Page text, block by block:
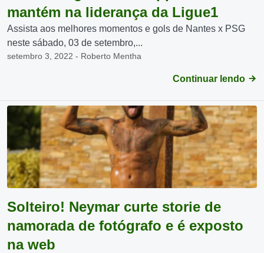
mantém na liderança da Ligue1
Assista aos melhores momentos e gols de Nantes x PSG
neste sábado, 03 de setembro,...
setembro 3, 2022 - Roberto Mentha
Continuar lendo
Solteiro! Neymar curte storie de
namorada de fotógrafo e é exposto
na web